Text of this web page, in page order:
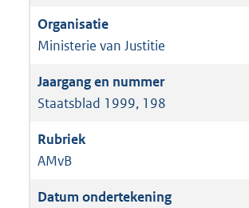
Ministerie van Justitie
Staatsblad 1999, 198
AMvB